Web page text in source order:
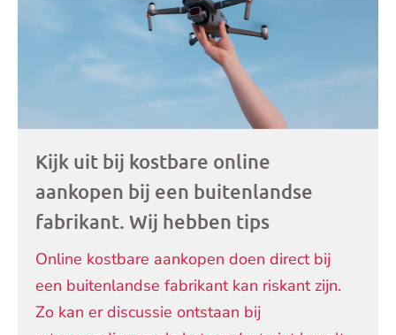
Kijk uit bij kostbare online
aankopen bij een buitenlandse
fabrikant. Wij hebben tips
Online kostbare aankopen doen direct bij
een buitenlandse fabrikant kan riskant zijn.
Zo kan er discussie ontstaan bij